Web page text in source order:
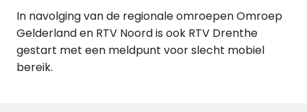
In navolging van de regionale omroepen Omroep
Gelderland en RTV Noord is ook RTV Drenthe
gestart met een meldpunt voor slecht mobiel
bereik.